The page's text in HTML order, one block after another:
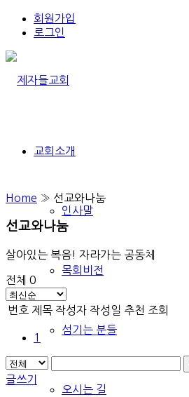
회원가입
로그인
교회소개
인사말
목회비전
섬기는 분들
오시는 길
Home » 선교와나눔
선교와나눔
살아있는 복음! 자라가는 공동체
전체 0
번호 제목 작성자 작성일 추천 조회
1
글쓰기